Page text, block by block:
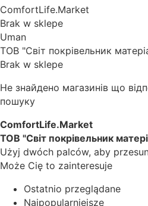
ComfortLife.Market
Brak w sklepe
Uman
ТОВ "Світ покрівельник
Brak w sklepe
Не знайдено магазинів що
пошуку
ComfortLife.Market
ТОВ "Світ покрівельник
Użyj dwóch palców, aby
Może Cię to zainteresuje
Ostatnio przeglądane
Najpopularniejsze